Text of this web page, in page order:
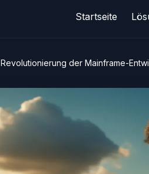
Startseite
Revolutionierung der Mainframe-